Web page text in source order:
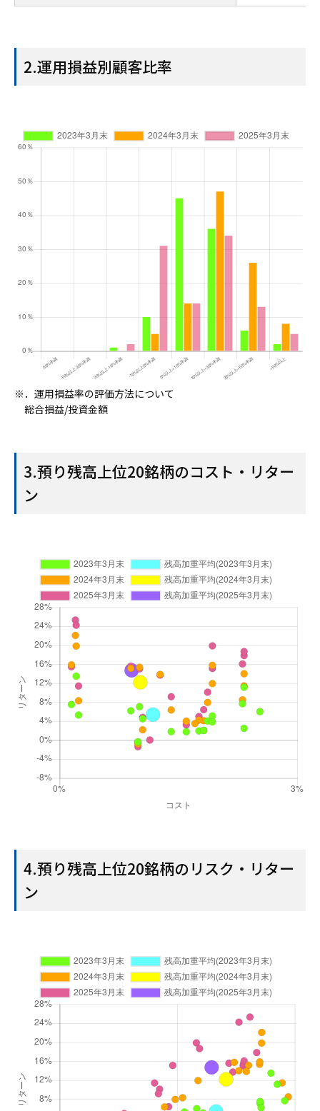
2.運用損益別顧客比率
※．運用損益率の評価方法について
総合損益/投資金額
3.預り残高上位20銘柄のコスト・リター
ン
4.預り残高上位20銘柄のリスク・リター
ン